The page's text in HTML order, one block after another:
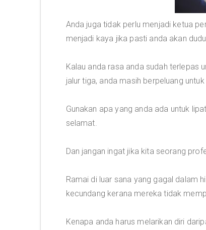
Anda juga tidak perlu menjadi ketua
menjadi kaya jika pasti anda akan
Kalau anda rasa anda sudah terlepas
jalur tiga, anda masih berpeluang
Gunakan apa yang anda ada untuk
selamat.
Dan jangan ingat jika kita seorang
Ramai di luar sana yang gagal dalam
kecundang kerana mereka tidak
Kenapa anda harus melarikan diri